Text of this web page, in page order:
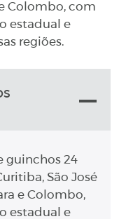
Colombo, com
estadual e
regiões.
guinchos 24
São José
e Colombo,
estadual e